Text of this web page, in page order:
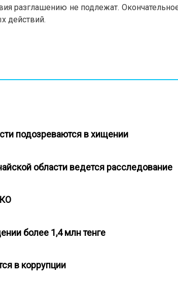
разглашению не подлежат.
действий.
подозреваются в хищении
области ведется расследование
более 1,4 млн тенге
в коррупции